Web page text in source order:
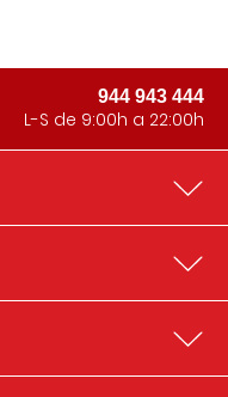
944 943 444
L-S de 9:00h a 22:00h